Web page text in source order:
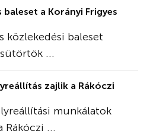
baleset a Korányi Frigyes
közlekedési baleset
...
zajlik a Rákóczi
munkálatok
Rákóczi ...